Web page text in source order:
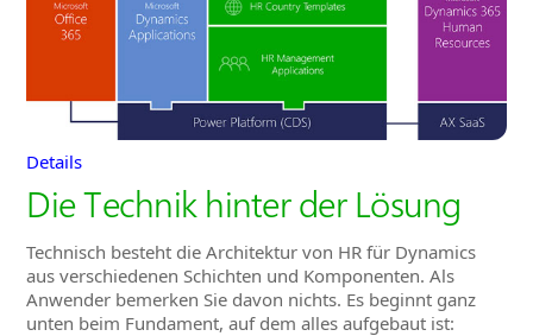
Details
Die Technik hinter der Lösung
Technisch besteht die Architektur von HR für Dynamics
aus verschiedenen Schichten und Komponenten. Als
Anwender bemerken Sie davon nichts. Es beginnt ganz
unten beim Fundament, auf dem alles aufgebaut ist: